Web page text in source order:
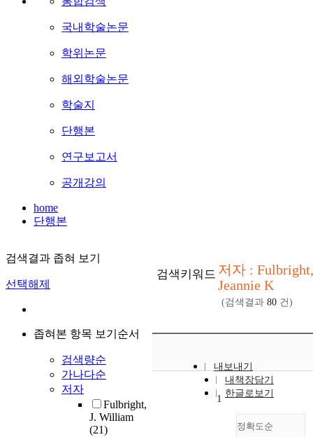
국내학술논문
학위논문
해외학술논문
학술지
단행본
연구보고서
공개강의
home
단행본
검색결과 좁혀 보기
선택해제
좁혀본 항목 보기순서
검색량순
가나다순
저자
Fulbright,
J. William
(21)
검색키워드 저자 : Fulbright,
Jeannie K
(검색결과 80 건)
내보내기
내책장담기
한글로보기
정확도순
1